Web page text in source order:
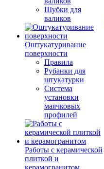
Шубки для
валиков
Оштукатуривание
поверхности
Правила
Рубанки для
штукатурки
Система
установки
маячковых
профилей
Работы с керамической
плиткой и
керамогранитом